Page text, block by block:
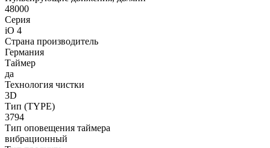
48000
Серия
iO 4
Страна производитель
Германия
Таймер
да
Технология чистки
3D
Тип (TYPE)
3794
Тип оповещения таймера
вибрационный